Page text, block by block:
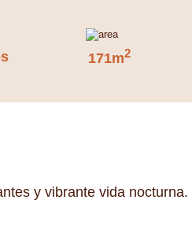
171m2
y vibrante vida